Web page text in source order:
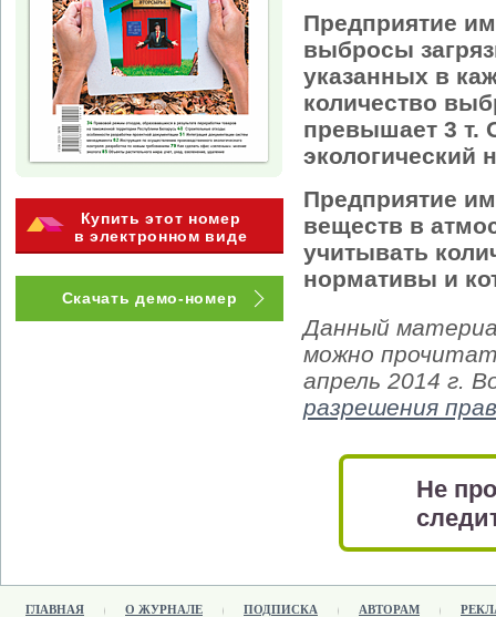
Купить этот номер
в электронном виде
Скачать демо-номер
Предприятие
выбросы
указанных в
количество
превышает 3 т.
экологический
Предприятие
веществ в
учитывать
нормативы и
Данный
можно
апрель 2014 г.
разрешения
Не
ГЛАВНАЯ О ЖУРНАЛЕ ПОДПИСКА АВТОРАМ